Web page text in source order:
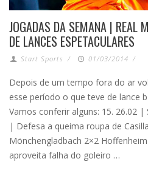
JOGADAS DA SEMANA | REAL
DE LANCES ESPETACULARES
Start Sports / 01/03/2014 /
Depois de um tempo fora do ar
esse período o que teve de lance
Vamos conferir alguns: 15. 26.02 |
| Defesa a queima roupa de
Mönchengladbach 2×2
aproveita falha do goleiro …